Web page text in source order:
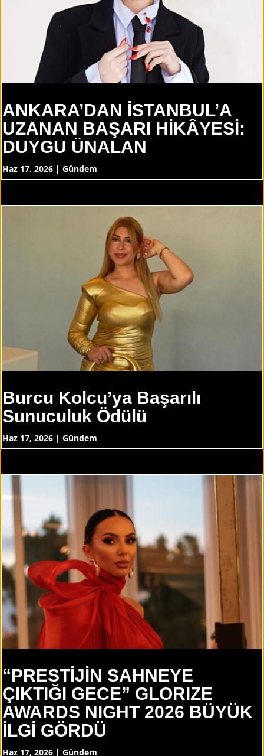
ANKARA’DAN İSTANBUL’A
UZANAN BAŞARI HİKÂYESİ:
DUYGU ÜNALAN
Haz 17, 2026 | Gündem
Burcu Kolcu’ya Başarılı
Sunuculuk Ödülü
Haz 17, 2026 | Gündem
“PRESTİJİN SAHNEYE
ÇIKTIĞI GECE” GLORIZE
AWARDS NIGHT 2026 BÜYÜK
İLGİ GÖRDÜ
Haz 17, 2026 | Gündem